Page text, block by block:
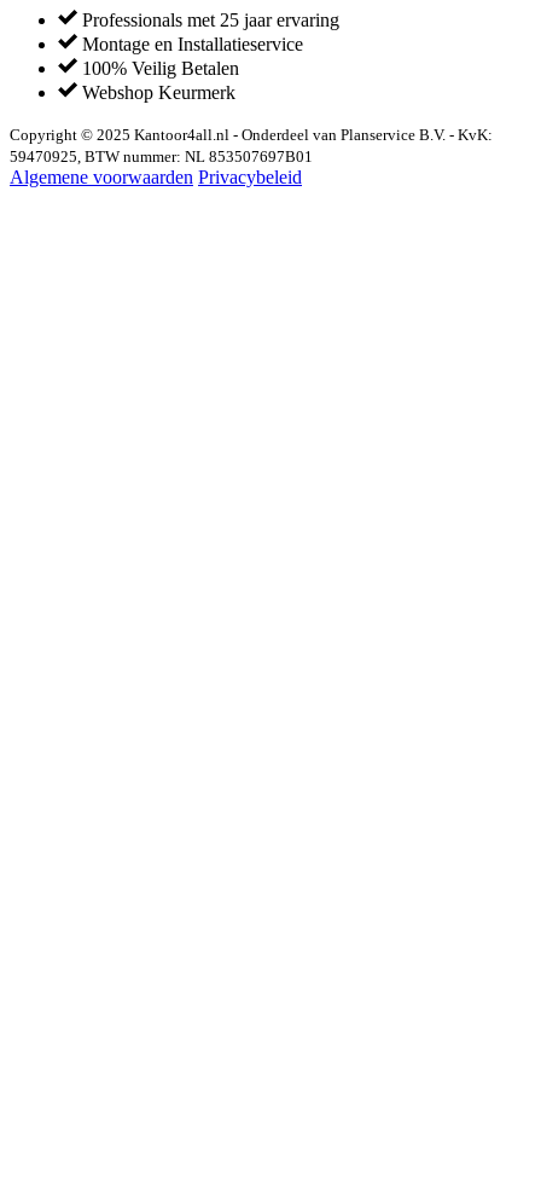
Professionals met 25 jaar ervaring
Montage en Installatieservice
100% Veilig Betalen
Webshop Keurmerk
Copyright © 2025 Kantoor4all.nl - Onderdeel van Planservice B.V. - KvK:
59470925, BTW nummer: NL 853507697B01
Algemene voorwaarden Privacybeleid